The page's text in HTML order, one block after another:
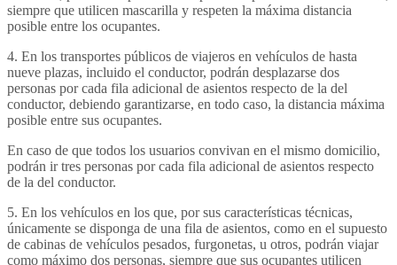
siempre que utilicen mascarilla y respeten la máxima distancia
posible entre los ocupantes.
4. En los transportes públicos de viajeros en vehículos de hasta
nueve plazas, incluido el conductor, podrán desplazarse dos
personas por cada fila adicional de asientos respecto de la del
conductor, debiendo garantizarse, en todo caso, la distancia máxima
posible entre sus ocupantes.
En caso de que todos los usuarios convivan en el mismo domicilio,
podrán ir tres personas por cada fila adicional de asientos respecto
de la del conductor.
5. En los vehículos en los que, por sus características técnicas,
únicamente se disponga de una fila de asientos, como en el supuesto
de cabinas de vehículos pesados, furgonetas, u otros, podrán viajar
como máximo dos personas, siempre que sus ocupantes utilicen